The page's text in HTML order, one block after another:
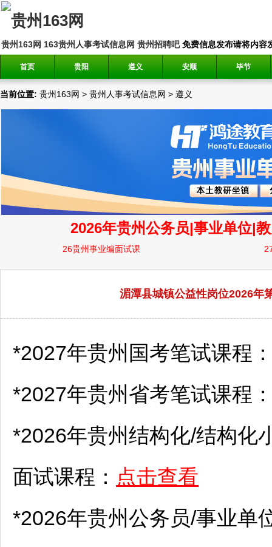
贵州163网 163贵州人事考试信息网 贵州招聘吧免费信息发布请将内容
首页 贵阳 遵义 安顺 毕节
当前位置: 贵州163网 > 贵州人事考试信息网 > 遵义
湄潭县城镇公益性岗位2026年
*2027年贵州国考笔试课程
*2027年贵州省考笔试课程
*2026年贵州结构化/结构化
面试课程： 点击查看
*2026年贵州公务员/事业单